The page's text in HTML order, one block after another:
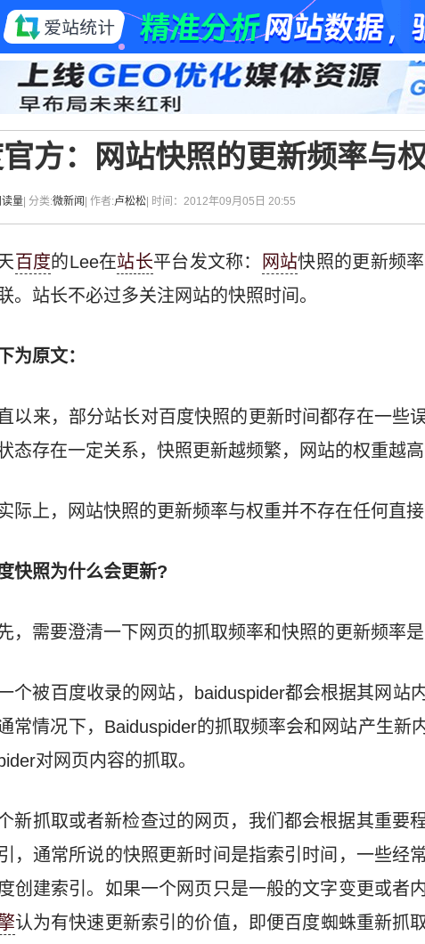
方：网站快照的更新频率与
读量 | 分类:微新闻 | 作者:卢松松 | 时间：2012年09月05日 20:55
百度的Lee在站长平台发文称： 网站快照的更新频
。站长不必过多关注网站的快照时间。
为原文：
以来，部分站长对百度快照的更新时间都存在一些
态存在一定关系，快照更新越频繁，网站的权重越高
际上，网站快照的更新频率与权重并不存在任何直接
快照为什么会更新?
，需要澄清一下网页的抓取频率和快照的更新频率是
个被百度收录的网站，baiduspider都会根据其网站
常情况下，Baiduspider的抓取频率会和网站产生新
对网页内容的抓取。
新抓取或者新检查过的网页，我们都会根据其重要
，通常所说的快照更新时间是指索引时间，一些经
创建索引。如果一个网页只是一般的文字变更或者
认为有快速更新索引的价值，即便百度蜘蛛重新抓